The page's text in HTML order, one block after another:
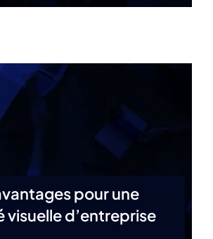
pour une
visuelle d’entreprise